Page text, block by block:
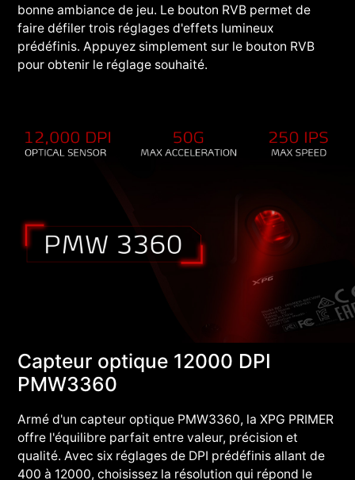
bonne ambiance de jeu. Le bouton RVB permet de
faire défiler trois réglages d'effets lumineux
prédéfinis. Appuyez simplement sur le bouton RVB
pour obtenir le réglage souhaité.
Capteur optique 12000 DPI
PMW3360
Armé d'un capteur optique PMW3360, la XPG PRIMER
offre l'équilibre parfait entre valeur, précision et
qualité. Avec six réglages de DPI prédéfinis allant de
400 à 12000, choisissez la résolution qui répond le